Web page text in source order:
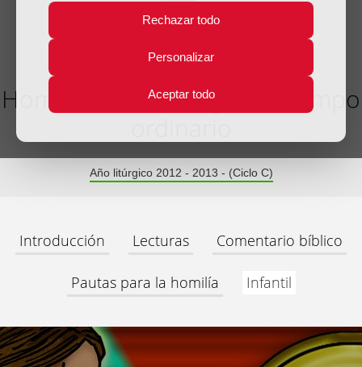
Rechazar todo
Personalizar
Aceptar todo
22
Sep
Homilía XXV Domingo del tiempo
Año litúrgico 2012 - 2013 - (Ciclo C)
Introducción Lecturas Comentario bíblico
Pautas para la homilía Infantil